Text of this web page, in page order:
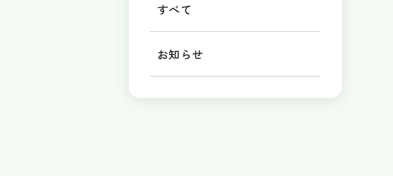
すべて
お知らせ